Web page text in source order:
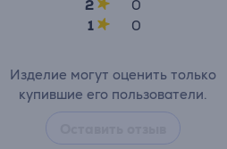
2
0
1
0
Изделие могут оценить только
купившие его пользователи.